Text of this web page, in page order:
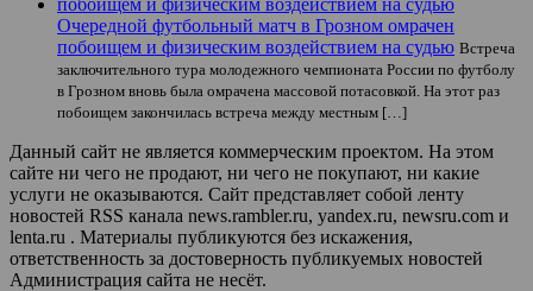
Очередной футбольный матч в Грозном омрачен
побоищем и физическим воздействием на судью Встреча
заключительного тура молодежного чемпионата России по футболу
в Грозном вновь была омрачена массовой потасовкой. На этот раз
побоищем закончилась встреча между местным […]
Данный сайт не является коммерческим проектом. На этом
сайте ни чего не продают, ни чего не покупают, ни какие
услуги не оказываются. Сайт представляет собой ленту
новостей RSS канала news.rambler.ru, yandex.ru, newsru.com и
lenta.ru . Материалы публикуются без искажения,
ответственность за достоверность публикуемых новостей
Администрация сайта не несёт.